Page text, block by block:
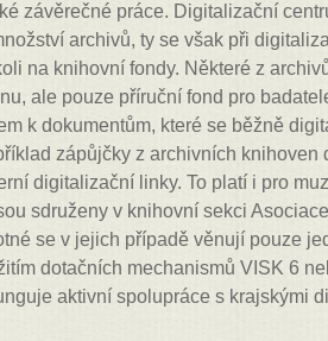
závěrečné práce. Digitalizační
archivů, ty se však při
na knihovní fondy. Některé z
ale pouze příruční fond pro
k dokumentům, které se běžně
zápůjčky z archivních knihoven
digitalizační linky. To platí i pro
sdruženy v knihovní sekci
se v jejich případě věnují pouze
dotačních mechanismů VISK 6
aktivní spolupráce s krajskými